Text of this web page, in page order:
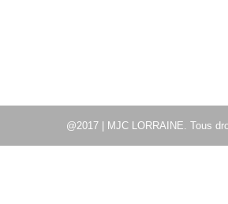
@2017 | MJC LORRAINE. Tous